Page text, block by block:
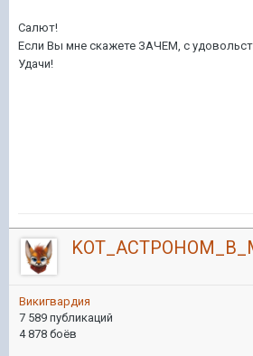
Салют!
Если Вы мне скажете ЗАЧЕМ, с
Удачи!
Викигвардия
7 589 публикаций
4 878 боёв